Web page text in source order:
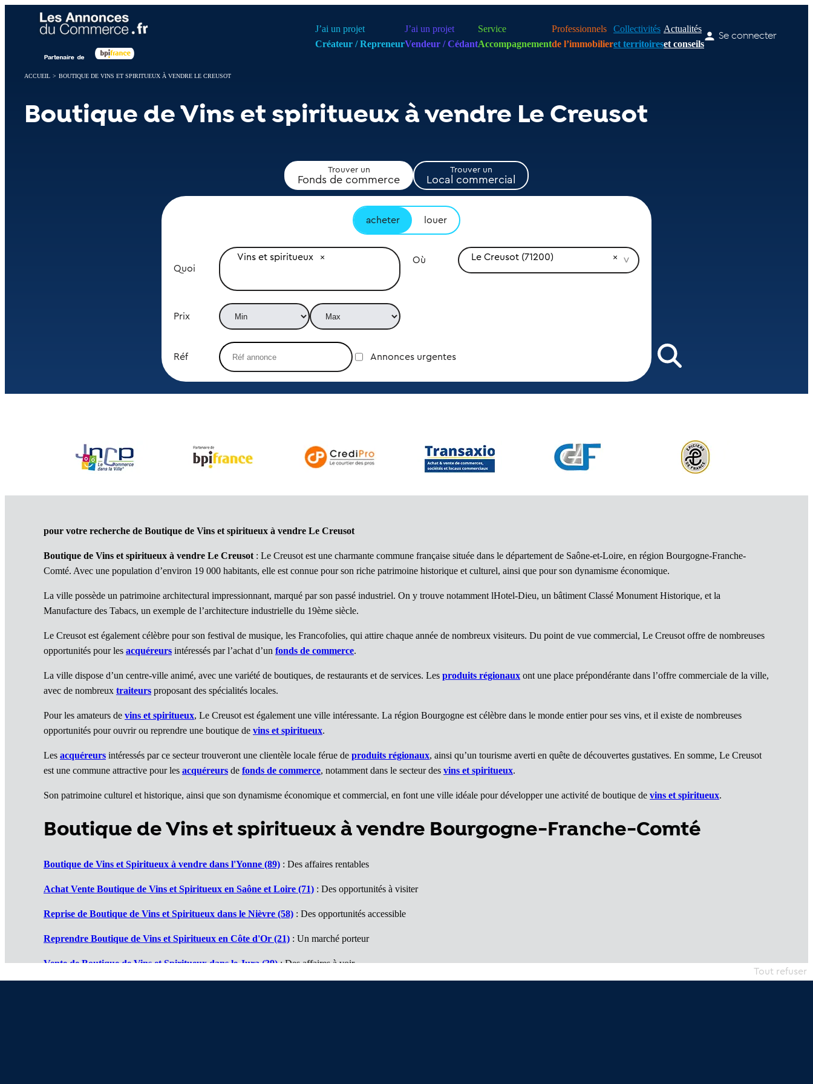
J’ai un projet
Créateur / Repreneur
J’ai un projet
Vendeur / Cédant
Service
Accompagnement
Professionnels
de l’immobilier
Collectivités
et territoires
Actualités
et conseils
Se connecter
ACCUEIL > BOUTIQUE DE VINS ET SPIRITUEUX À VENDRE LE CREUSOT
Boutique de Vins et spiritueux à vendre Le Creusot
Trouver un
Fonds de commerce
Trouver un
Local commercial
acheter louer
Quoi
Vins et spiritueux Où Le Creusot (71200)
Prix
Réf Annonces urgentes
pour votre recherche de Boutique de Vins et spiritueux à vendre Le Creusot
Boutique de Vins et spiritueux à vendre Le Creusot : Le Creusot est une charmante commune française située dans le département de Saône-et-Loire, en région Bourgogne-Franche-
Comté. Avec une population d’environ 19 000 habitants, elle est connue pour son riche patrimoine historique et culturel, ainsi que pour son dynamisme économique.
La ville possède un patrimoine architectural impressionnant, marqué par son passé industriel. On y trouve notamment lHotel-Dieu, un bâtiment Classé Monument Historique, et la
Manufacture des Tabacs, un exemple de l’architecture industrielle du 19ème siècle.
Le Creusot est également célèbre pour son festival de musique, les Francofolies, qui attire chaque année de nombreux visiteurs. Du point de vue commercial, Le Creusot offre de nombreuses
opportunités pour les acquéreurs intéressés par l’achat d’un fonds de commerce.
La ville dispose d’un centre-ville animé, avec une variété de boutiques, de restaurants et de services. Les produits régionaux ont une place prépondérante dans l’offre commerciale de la ville,
avec de nombreux traiteurs proposant des spécialités locales.
Pour les amateurs de vins et spiritueux, Le Creusot est également une ville intéressante. La région Bourgogne est célèbre dans le monde entier pour ses vins, et il existe de nombreuses
opportunités pour ouvrir ou reprendre une boutique de vins et spiritueux.
Les acquéreurs intéressés par ce secteur trouveront une clientèle locale férue de produits régionaux, ainsi qu’un tourisme averti en quête de découvertes gustatives. En somme, Le Creusot
est une commune attractive pour les acquéreurs de fonds de commerce, notamment dans le secteur des vins et spiritueux.
Son patrimoine culturel et historique, ainsi que son dynamisme économique et commercial, en font une ville idéale pour développer une activité de boutique de vins et spiritueux.
Boutique de Vins et spiritueux à vendre Bourgogne-Franche-Comté
Boutique de Vins et Spiritueux à vendre dans l'Yonne (89) : Des affaires rentables
Achat Vente Boutique de Vins et Spiritueux en Saône et Loire (71) : Des opportunités à visiter
Reprise de Boutique de Vins et Spiritueux dans le Nièvre (58) : Des opportunités accessible
Reprendre Boutique de Vins et Spiritueux en Côte d'Or (21) : Un marché porteur
Vente de Boutique de Vins et Spiritueux dans le Jura (39): Des affaires à voir
Panneau de gestion des cookies
Tout refuser